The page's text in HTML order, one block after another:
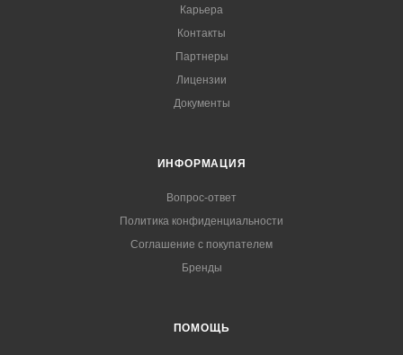
Карьера
Контакты
Партнеры
Лицензии
Документы
ИНФОРМАЦИЯ
Вопрос-ответ
Политика конфиденциальности
Соглашение с покупателем
Бренды
ПОМОЩЬ